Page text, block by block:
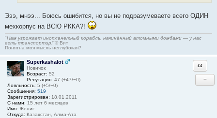
Эээ, мнээ... Боюсь ошибится, но вы не подразумеваете всего ОДИН
мехкорпус на ВСЮ РККА?!
"Нам угрожает инопланетный корабль, начинённый атомными бомбами — у нас
есть транспортир!"© Вит
Понятна моя мысль неглубокая?
Superkashalot
Новичок
Возраст: 52
Репутация: 47 (+47/−0)
Лояльность: 5 (+5/−0)
Сообщения: 519
Зарегистрирован: 18.01.2011
С нами: 15 лет 6 месяцев
Имя: Женис
Откуда: Казахстан, Алма-Ата
−